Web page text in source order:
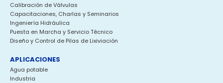
Calibración de Válvulas
Capacitaciones, Charlas y Seminarios
Ingeniería Hidráulica
Puesta en Marcha y Servicio Técnico
Diseño y Control de Pilas de Lixiviación
APLICACIONES
Agua potable
Industria